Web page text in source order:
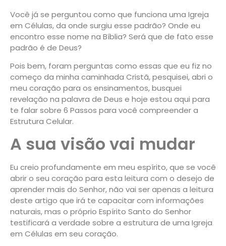
Você já se perguntou como que funciona uma Igreja
em Células, da onde surgiu esse padrão? Onde eu
encontro esse nome na Bíblia? Será que de fato esse
padrão é de Deus?
Pois bem, foram perguntas como essas que eu fiz no
começo da minha caminhada Cristã, pesquisei, abri o
meu coração para os ensinamentos, busquei
revelação na palavra de Deus e hoje estou aqui para
te falar sobre 6 Passos para você compreender a
Estrutura Celular.
A sua visão vai mudar
Eu creio profundamente em meu espírito, que se você
abrir o seu coração para esta leitura com o desejo de
aprender mais do Senhor, não vai ser apenas a leitura
deste artigo que irá te capacitar com informações
naturais, mas o próprio Espírito Santo do Senhor
testificará a verdade sobre a estrutura de uma Igreja
em Células em seu coração.